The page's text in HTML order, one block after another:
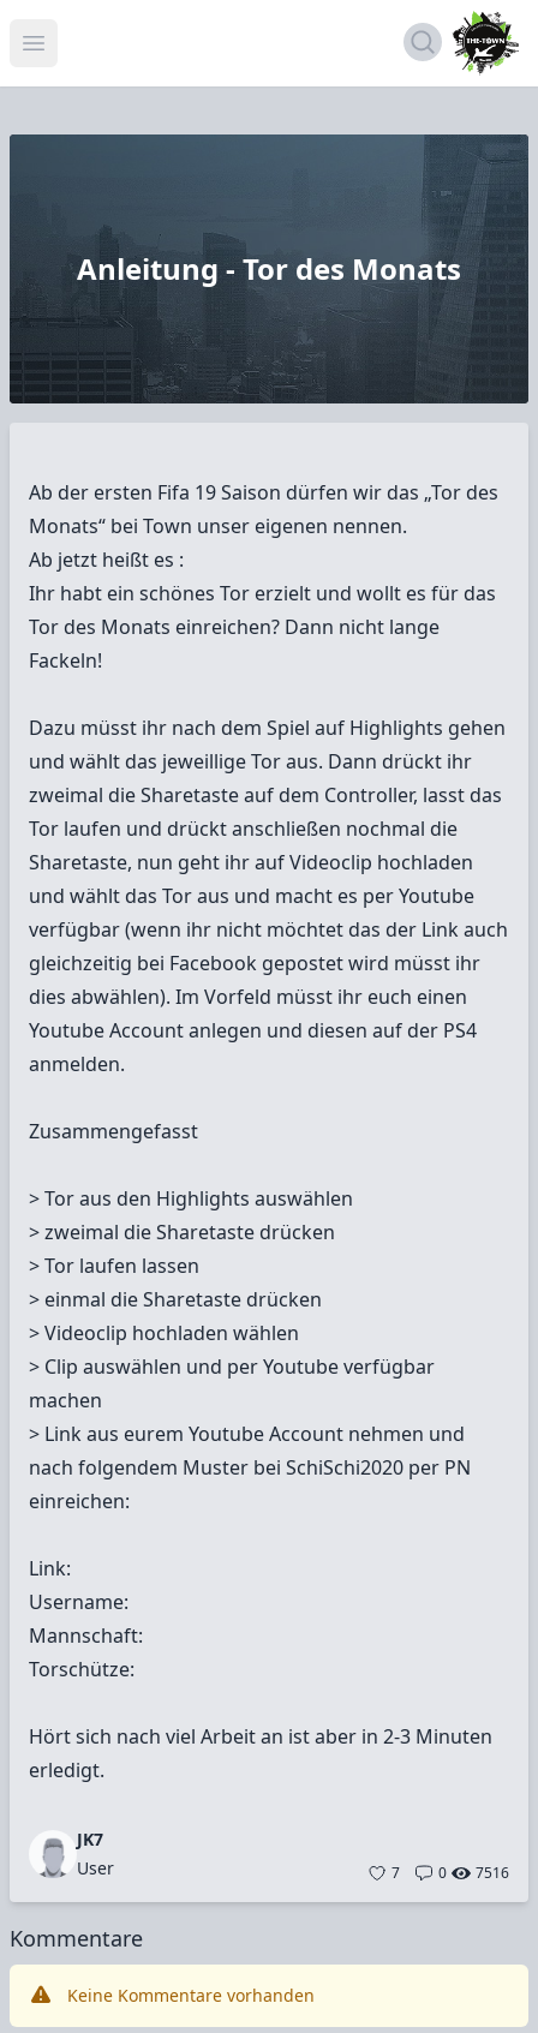
Open menu
Anleitung - Tor des Monats
Ab der ersten Fifa 19 Saison dürfen wir das „Tor des
Monats“ bei Town unser eigenen nennen.
Ab jetzt heißt es :
Ihr habt ein schönes Tor erzielt und wollt es für das
Tor des Monats einreichen? Dann nicht lange
Fackeln!
Dazu müsst ihr nach dem Spiel auf Highlights gehen
und wählt das jeweillige Tor aus. Dann drückt ihr
zweimal die Sharetaste auf dem Controller, lasst das
Tor laufen und drückt anschließen nochmal die
Sharetaste, nun geht ihr auf Videoclip hochladen
und wählt das Tor aus und macht es per Youtube
verfügbar (wenn ihr nicht möchtet das der Link auch
gleichzeitig bei Facebook gepostet wird müsst ihr
dies abwählen). Im Vorfeld müsst ihr euch einen
Youtube Account anlegen und diesen auf der PS4
anmelden.
Zusammengefasst
> Tor aus den Highlights auswählen
> zweimal die Sharetaste drücken
> Tor laufen lassen
> einmal die Sharetaste drücken
> Videoclip hochladen wählen
> Clip auswählen und per Youtube verfügbar
machen
> Link aus eurem Youtube Account nehmen und
nach folgendem Muster bei SchiSchi2020 per PN
einreichen:
Link:
Username:
Mannschaft:
Torschütze:
Hört sich nach viel Arbeit an ist aber in 2-3 Minuten
erledigt.
JK7
User
7 0 7516
Kommentare
Keine Kommentare vorhanden